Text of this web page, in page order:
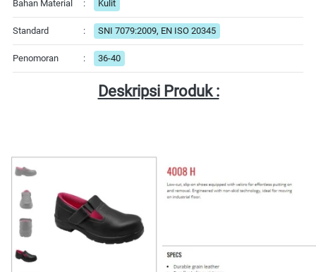
Bahan Material : Kulit
Standard : SNI 7079:2009, EN ISO 20345
Penomoran : 36-40
Deskripsi Produk :